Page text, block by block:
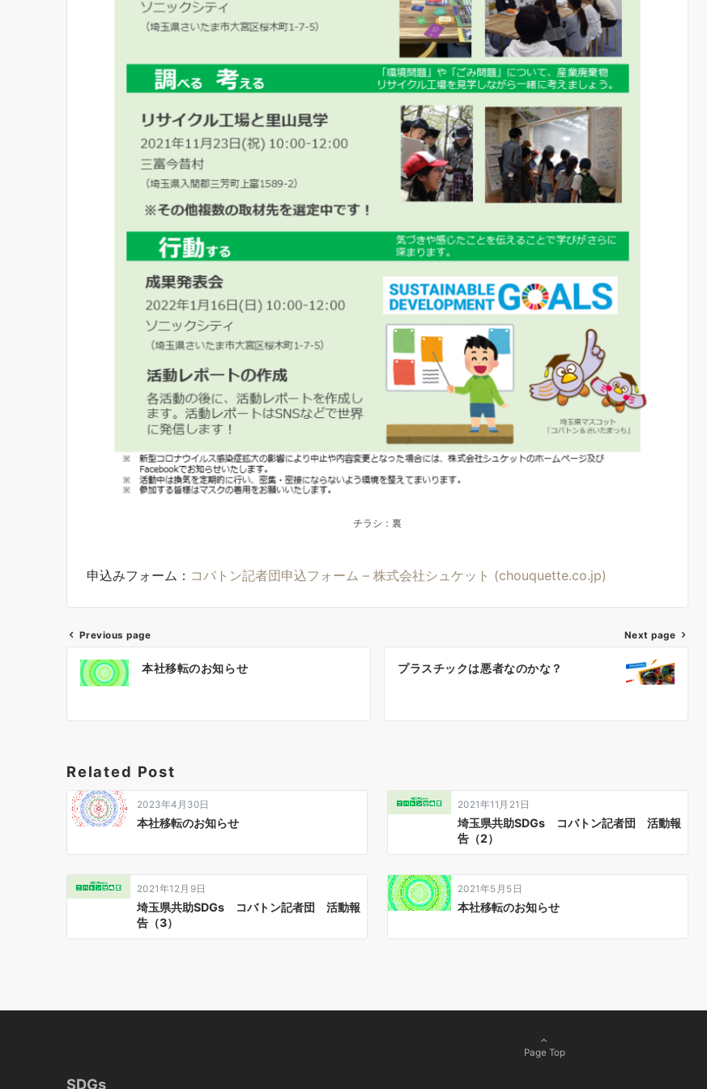
チラシ：裏
申込みフォーム： コバトン記者団申込フォーム – 株式会社シュケット (chouquette.co.jp)
投
稿
ゲ
ー
シ
ョ
ン
Previous page
本社移転のお知らせ
Next page
プラスチックは悪者なのかな？
Related Post
2023年4月30日
本社移転のお知らせ
2021年11月21日
埼玉県共助SDGs コバトン記者団 活動報
告（2）
2021年12月9日
埼玉県共助SDGs コバトン記者団 活動報
告（3）
2021年5月5日
本社移転のお知らせ
Page Top
SDGs